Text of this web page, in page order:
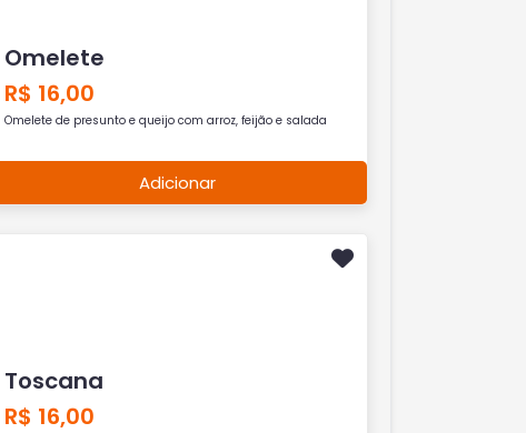
Omelete
R$ 16,00
Omelete de presunto e queijo com arroz, feijão e salada
Adicionar
Toscana
R$ 16,00